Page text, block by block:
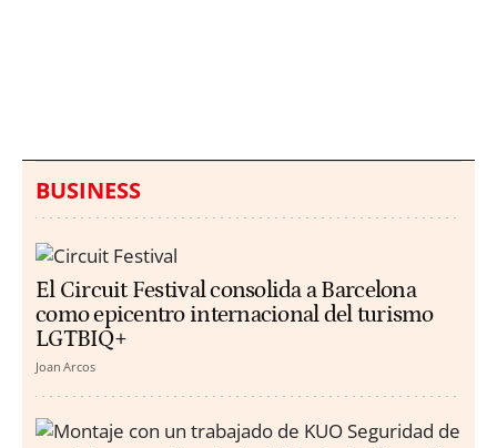
BUSINESS
El Circuit Festival consolida a Barcelona
como epicentro internacional del turismo
LGTBIQ+
Joan Arcos